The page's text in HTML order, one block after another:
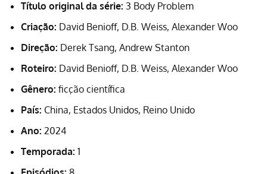
Título original da série: 3 Body Problem
Criação: David Benioff, D.B. Weiss, Alexander Woo
Direção: Derek Tsang, Andrew Stanton
Roteiro: David Benioff, D.B. Weiss, Alexander Woo
Gênero: ficção científica
País: China, Estados Unidos, Reino Unido
Ano: 2024
Temporada: 1